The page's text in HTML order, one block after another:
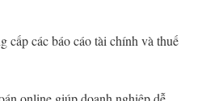
cấp các báo cáo tài chính và thuế